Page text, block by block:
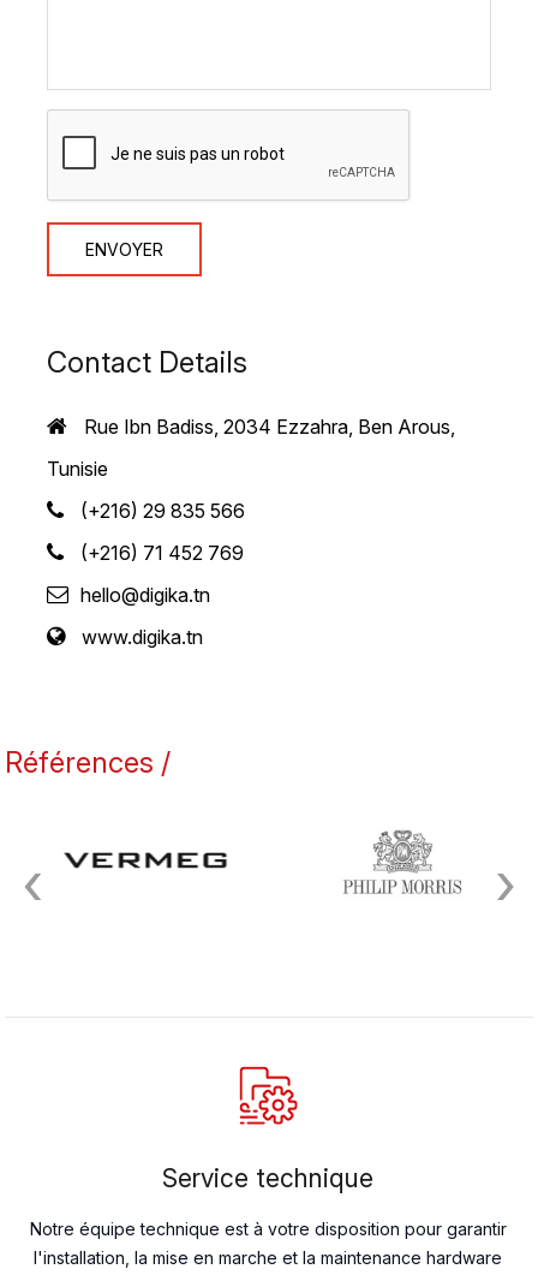
ENVOYER
Contact Details
Rue Ibn Badiss, 2034 Ezzahra, Ben Arous,
Tunisie
(+216) 29 835 566
(+216) 71 452 769
hello@digika.tn
www.digika.tn
Références /
‹ ›
Service technique
Notre équipe technique est à votre disposition pour garantir
l'installation, la mise en marche et la maintenance hardware